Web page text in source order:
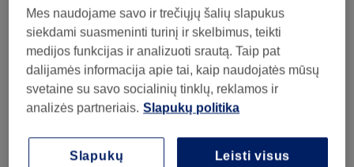
Penktadienis
10:00–20:00
Šeštadienis
10:00–18:00
Sekmadienis
10:00–18:00
Skirkite šiek tiek laiko sau ir pasirūpinkite savo grožiu pas
Grožio meistrę Geda, kuri yra įsikūrusi Šiauliuose. Lūpų
korekcija - tai tik kelios šios puikios grožio meistrės
siūlomų paslaugų.
Mes naudojame savo ir trečiųjų šalių slapukus
siekdami suasmeninti turinį ir skelbimus, teikti
medijos funkcijas ir analizuoti srautą. Taip pat
dalijamės informacija apie tai, kaip naudojatės mūsų
svetaine su savo socialinių tinklų, reklamos ir
analizės partneriais. Slapukų politika
Leisti visus
Slapukų